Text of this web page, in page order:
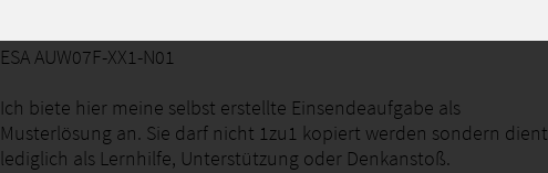
ESA AUW07F-XX1-N01
Ich biete hier meine selbst erstellte Einsendeaufgabe als
Musterlösung an. Sie darf nicht 1zu1 kopiert werden sondern dient
lediglich als Lernhilfe, Unterstützung oder Denkanstoß.